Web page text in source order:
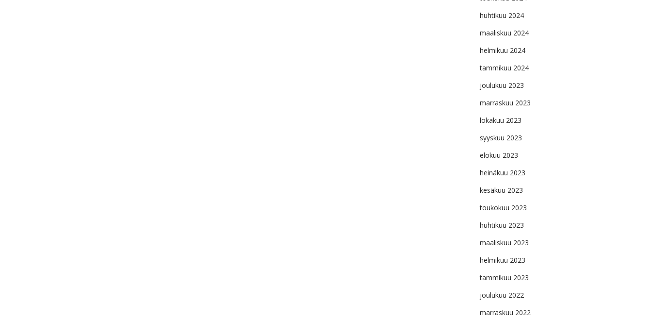
huhtikuu 2024
maaliskuu 2024
helmikuu 2024
tammikuu 2024
joulukuu 2023
marraskuu 2023
lokakuu 2023
syyskuu 2023
elokuu 2023
heinäkuu 2023
kesäkuu 2023
toukokuu 2023
huhtikuu 2023
maaliskuu 2023
helmikuu 2023
tammikuu 2023
joulukuu 2022
marraskuu 2022